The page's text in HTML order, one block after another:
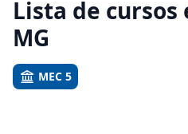
Lista de
MG
MEC 5